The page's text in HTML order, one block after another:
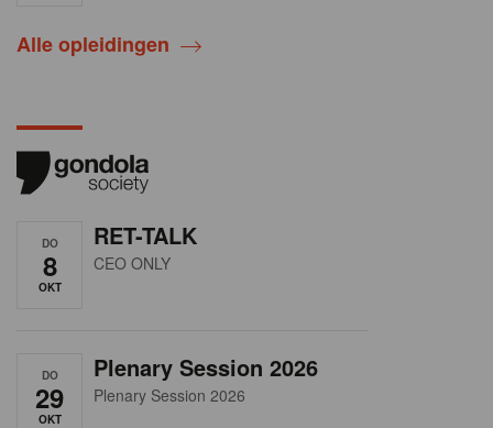
Alle opleidingen
DO
8
OKT
RET-TALK
CEO ONLY
DO
29
OKT
Plenary Session 2026
Plenary Session 2026